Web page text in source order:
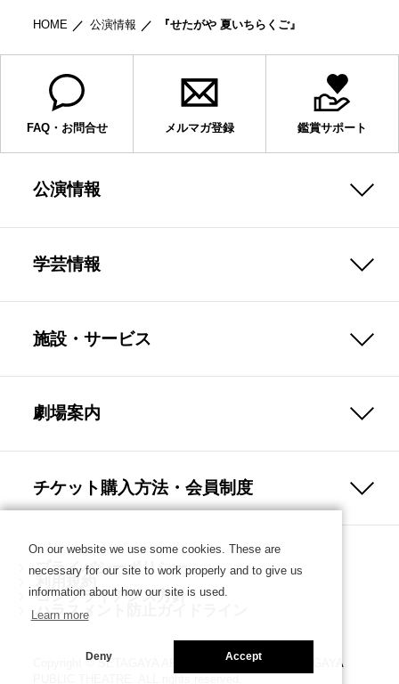
HOME 公演情報 『せたがや 夏いちらくご』
FAQ・お問合せ メルマガ登録 鑑賞サポート
公演情報
学芸情報
施設・サービス
劇場案内
チケット購入方法・会員制度
プライバシーポリシー
利用規約
コンプライアンス方針
ハラスメント防止ガイドライン
Copyright © SETAGAYA ARTS FOUNDATION／SETAGAYA
On our website we use some cookies. These are
necessary for our site to work properly and to give us
information about how our site is used.
Learn more
Deny Accept